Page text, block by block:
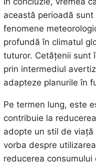
această perioadă
fenomene
profundă în climatul
tuturor. Cetățenii sunt
prin intermediul
adapteze planurile în
Pe termen lung, este
contribuie la
adopte un stil de
vorba despre
reducerea